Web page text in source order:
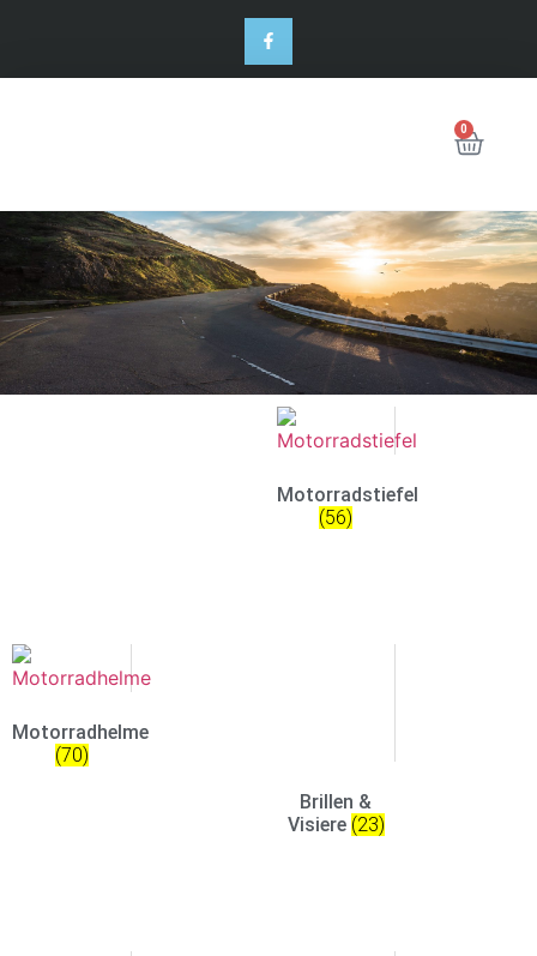
0
Motorradstiefel
(56)
Motorradhelme
(70)
Brillen &
Visiere (23)